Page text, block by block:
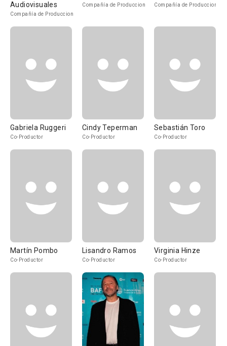
Audiovisuales
Compañía de Produccion
Compañía de Produccion Compañía de Produccion
Gabriela Ruggeri
Co-Productor
Cindy Teperman
Co-Productor
Sebastián Toro
Co-Productor
Martín Pombo
Co-Productor
Lisandro Ramos
Co-Productor
Virginia Hinze
Co-Productor